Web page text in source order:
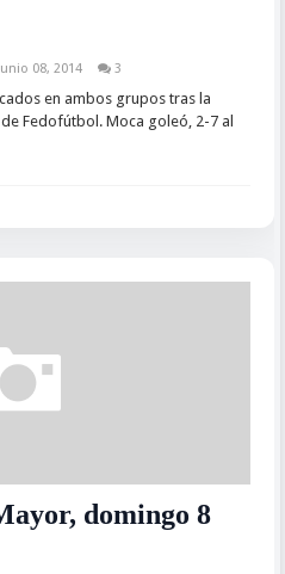
08, 2014 3
en ambos grupos tras la
Fedofútbol. Moca goleó, 2-7 al
domingo 8